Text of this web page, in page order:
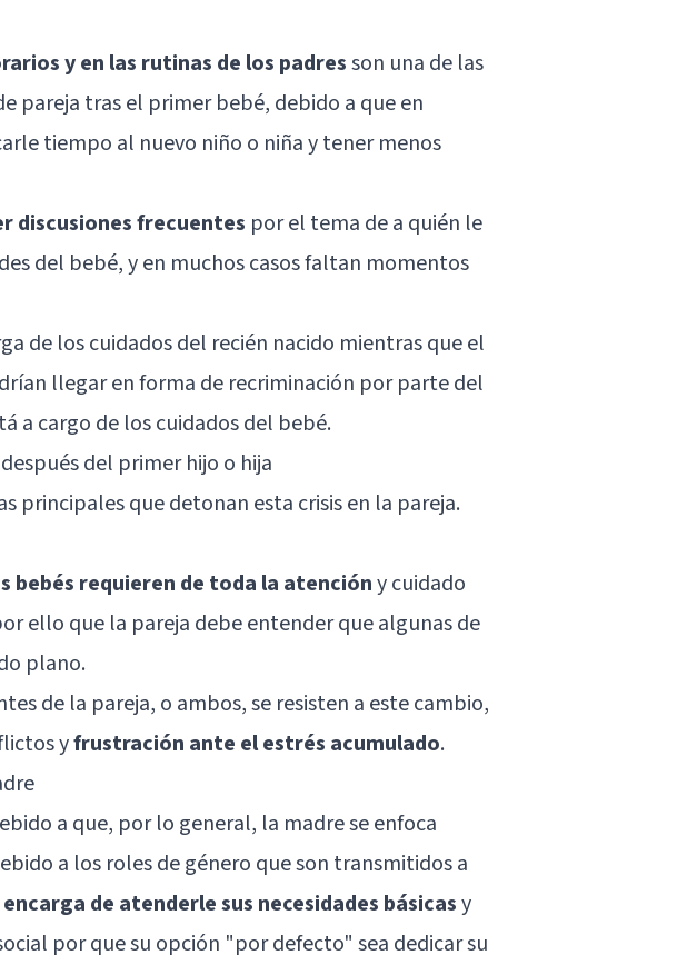
y en las rutinas de los padresson una de las
pareja tras el primer bebé, debido a que en
tiempo al nuevo niño o niña y tener menos
discusiones frecuentes por el tema de a quién le
del bebé, y en muchos casos faltan momentos
de los cuidados del recién nacido mientras que el
llegar en forma de recriminación por parte del
a cargo de los cuidados del bebé.
del primer hijo o hija
principales que detonan esta crisis en la pareja.
bebés requieren de toda la atencióny cuidado
ello que la pareja debe entender que algunas de
plano.
de la pareja, o ambos, se resisten a este cambio,
yfrustración ante el estrés acumulado.
a que, por lo general, la madre se enfoca
a los roles de género que son transmitidos a
encarga de atenderle sus necesidades básicasy
por que su opción "por defecto" sea dedicar su